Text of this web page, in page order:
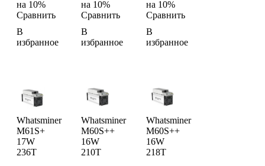
на 10%
Сравнить
В
избранное
на 10%
Сравнить
В
избранное
на 10%
Сравнить
В
избранное
Whatsminer
M61S+
17W
236T
Whatsminer
M60S++
16W
210T
Whatsminer
M60S++
16W
218T